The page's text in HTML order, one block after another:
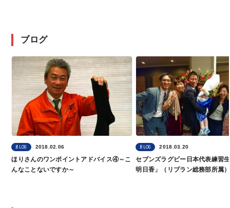
ブログ
BLOG 2018.02.06
ほりさんのワンポイントアドバイス④～こ
んなことないですか～
BLOG 2018.03.20
セブンズラグビー日本代表練習
明日香」（リブラン総務部所属）